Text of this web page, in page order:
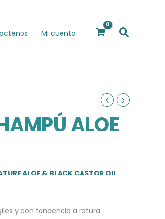
Mi cuenta Buscar
ALOE
ALOE & BLACK CASTOR OIL
y con tendencia a rotura.